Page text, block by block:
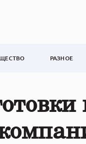
РАЗНОЕ